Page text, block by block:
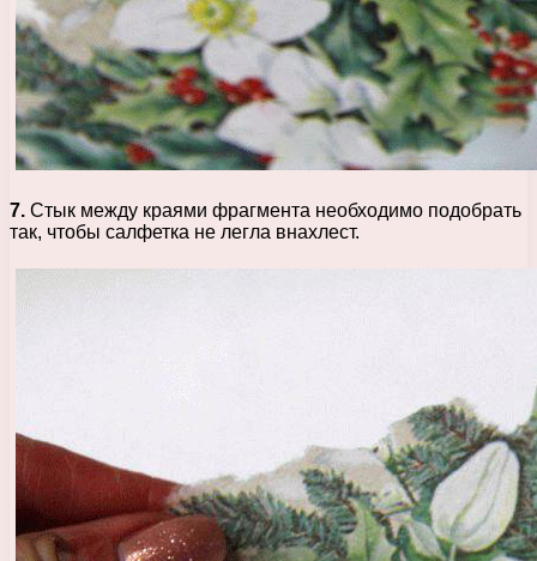
7. Стык между краями фрагмента необходимо подобрать
так, чтобы салфетка не легла внахлест.